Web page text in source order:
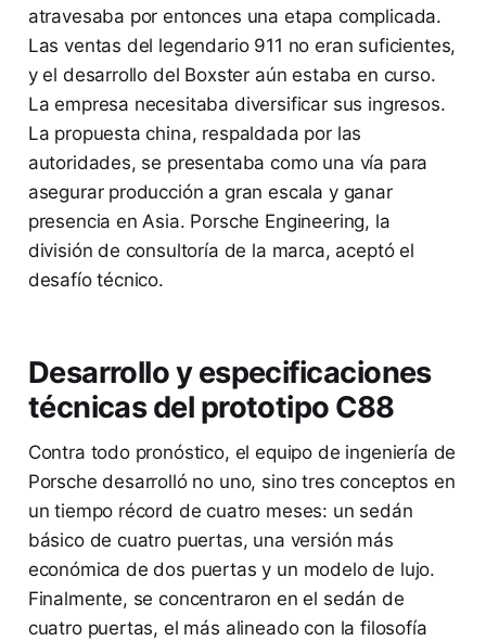
atravesaba por entonces una etapa complicada.
Las ventas del legendario 911 no eran suficientes,
y el desarrollo del Boxster aún estaba en curso.
La empresa necesitaba diversificar sus ingresos.
La propuesta china, respaldada por las
autoridades, se presentaba como una vía para
asegurar producción a gran escala y ganar
presencia en Asia. Porsche Engineering, la
división de consultoría de la marca, aceptó el
desafío técnico.
Desarrollo y especificaciones
técnicas del prototipo C88
Contra todo pronóstico, el equipo de ingeniería de
Porsche desarrolló no uno, sino tres conceptos en
un tiempo récord de cuatro meses: un sedán
básico de cuatro puertas, una versión más
económica de dos puertas y un modelo de lujo.
Finalmente, se concentraron en el sedán de
cuatro puertas, el más alineado con la filosofía